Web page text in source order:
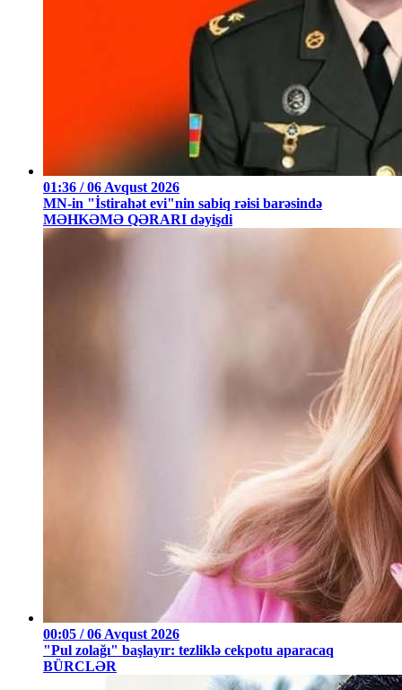
01:36 / 06 Avqust 2026
MN-in "İstirahət evi"nin sabiq rəisi barəsində
MƏHKƏMƏ QƏRARI dəyişdi
00:05 / 06 Avqust 2026
"Pul zolağı" başlayır: tezliklə cekpotu aparacaq
BÜRCLƏR